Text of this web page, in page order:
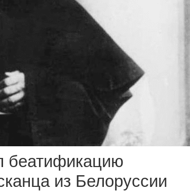
беатификацию
из Белоруссии